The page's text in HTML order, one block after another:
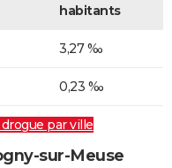
habitants
3,27 ‰
0,23 ‰
par ville
sur-Meuse